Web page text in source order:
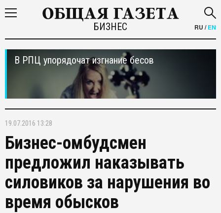
БИЗНЕС RU /EN
В РПЦ упорядочат изгнание бесов
19.07.2016 13:28
Бизнес-омбудсмен
предложил наказывать
силовиков за нарушения во
время обысков